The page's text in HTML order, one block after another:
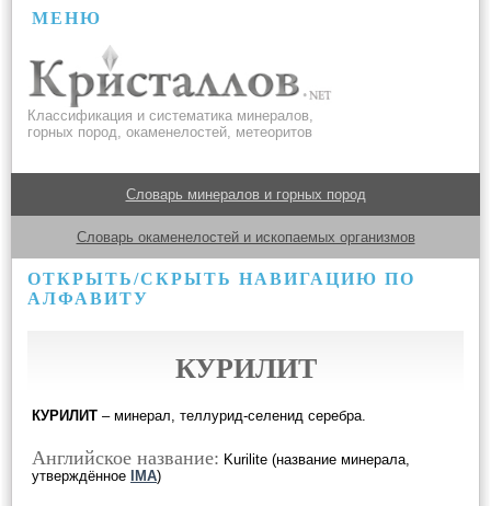
МЕНЮ
Классификация и систематика минералов,
горных пород, окаменелостей, метеоритов
Словарь минералов и горных пород
Словарь окаменелостей и ископаемых организмов
ОТКРЫТЬ/СКРЫТЬ НАВИГАЦИЮ ПО
АЛФАВИТУ
КУРИЛИТ
КУРИЛИТ – минерал, теллурид-селенид серебра.
Английское название: Kurilite (название минерала,
утверждённое
IMA)